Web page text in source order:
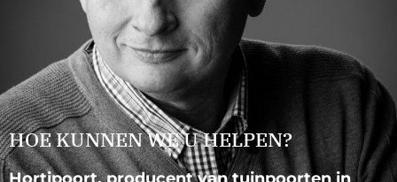
HOE KUNNEN WE U HELPEN?
Hortipoort, producent van tuinpoorten in